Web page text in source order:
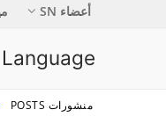
أعضاء SN
Language اللغة:
منشورات POSTS